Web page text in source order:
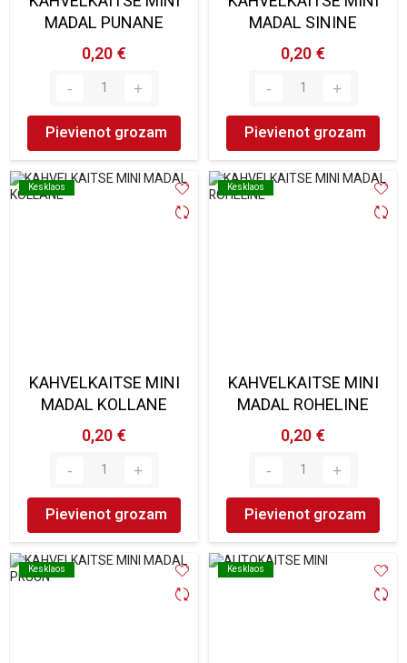
MADAL PUNANE
0,20 €
Pievienot grozam
MADAL SININE
0,20 €
Pievienot grozam
Kesklaos
Kesklaos
KAHVELKAITSE MINI
MADAL KOLLANE
0,20 €
Pievienot grozam
Kesklaos
Kesklaos
KAHVELKAITSE MINI
MADAL ROHELINE
0,20 €
Pievienot grozam
Kesklaos
Kesklaos Kesklaos
Kesklaos